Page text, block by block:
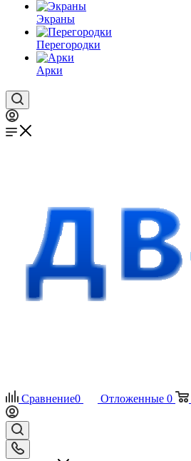
Экраны
Перегородки
Арки
Сравнение0 Отложенные 0